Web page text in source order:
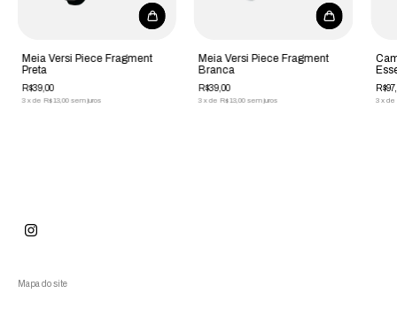
Meia Versi Piece Fragment
Preta
R$39,00
3 xde R$13,00 sem juros
Meia Versi Piece Fragment
Branca
R$39,00
3 xdeR$13,00 sem juros 3 x de
Mapa do site